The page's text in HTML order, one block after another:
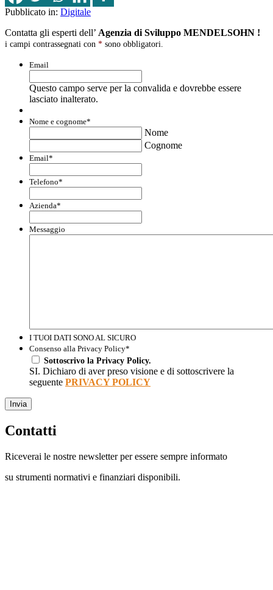
Pubblicato in: Digitale
Contatta gli esperti dell’ Agenzia di Sviluppo MENDELSOHN !
i campi contrassegnati con * sono obbligatori.
Email
Questo campo serve per la convalida e dovrebbe essere
lasciato inalterato.
Nome e cognome*
Nome
Cognome
Email*
Telefono*
Azienda*
Messaggio
I TUOI DATI SONO AL SICURO
Consenso alla Privacy Policy*
Sottoscrivo la Privacy Policy.
SI. Dichiaro di aver preso visione e di sottoscrivere la
seguente PRIVACY POLICY
Invia
Contatti
Riceverai le nostre newsletter per essere sempre informato
su strumenti normativi e finanziari disponibili.